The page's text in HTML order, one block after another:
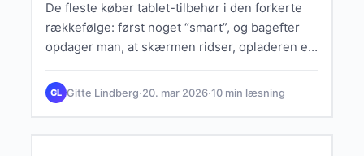
De fleste køber tablet-tilbehør i den forkerte
rækkefølge: først noget “smart”, og bagefter
opdager man, at skærmen ridser, opladeren er
GL Gitte Lindberg·20. mar 2026·10 min læsning